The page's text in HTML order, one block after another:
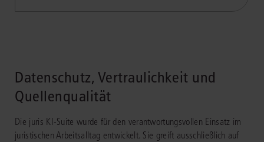
Datenschutz, Vertraulichkeit und
Quellenqualität
Die juris KI-Suite wurde für den verantwortungsvollen Einsatz im
juristischen Arbeitsalltag entwickelt. Sie greift ausschließlich auf